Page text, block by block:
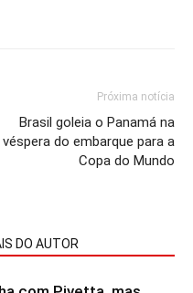
Próxima notícia
Brasil goleia o Panamá na
véspera do embarque para a
Copa do Mundo
DO AUTOR